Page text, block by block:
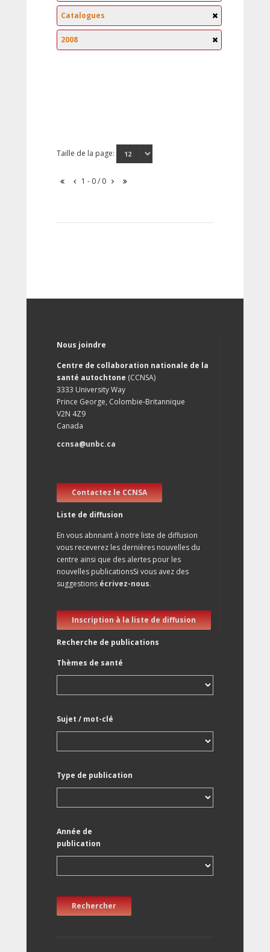
Catalogues
2008
Taille de la page:
1 - 0 / 0
Nous joindre
Centre de collaboration nationale de la
santé autochtone (CCNSA)
3333 University Way
Prince George, Colombie-Britannique
V2N 4Z9
Canada
ccnsa@unbc.ca
Contactez le CCNSA
Liste de diffusion
En vous abnnant à notre liste de diffusion
vous receverez les dernières nouvelles du
centre ainsi que des alertes pour les
nouvelles publicationsSi vous avez des
suggestions écrivez-nous.
Inscription à la liste de diffusion
Recherche de publications
Thèmes de santé
Sujet / mot-clé
Type de publication
Année de
publication
Rechercher